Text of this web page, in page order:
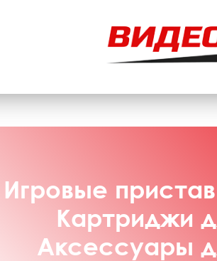
Игровые
Картриджи
Аксессуары